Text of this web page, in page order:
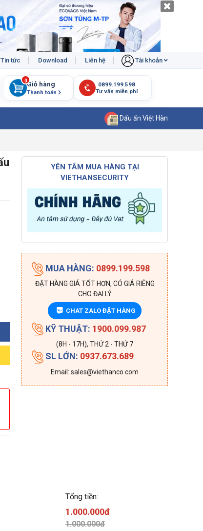
Tin tức Download Liên hệ Tài khoản
Giỏ hàng
Thanh toán
0
Dấu ấn Việt Hàn
YÊN TÂM MUA HÀNG TẠI
VIETHANSECURITY
MUA HÀNG: 0899.199.598
ĐẶT HÀNG GIÁ TỐT HƠN, CÓ GIÁ RIÊNG
CHO ĐẠI LÝ
ZALO CHAT ZALO ĐẶT HÀNG
KỸ THUẬT: 1900.099.987
(8H - 17H), THỨ 2 - THỨ 7
SL LỚN: 0937.673.689
Email: sales@viethanco.com
Tổng tiền:
1.000.000đ
1.000.000đ